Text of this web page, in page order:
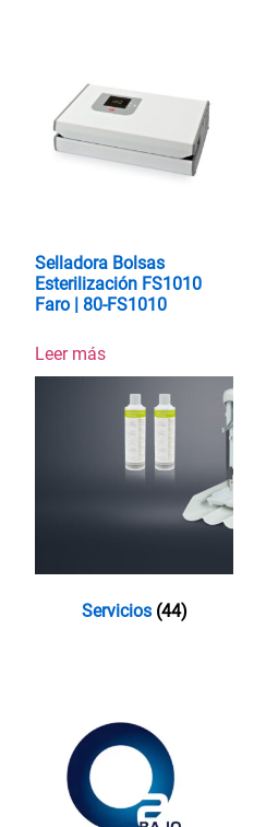
Selladora Bolsas
Esterilización FS1010
Faro | 80-FS1010
Leer más
Servicios (44)